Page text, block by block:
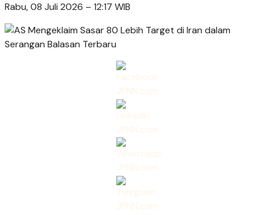
Rabu, 08 Juli 2026 – 12:17 WIB